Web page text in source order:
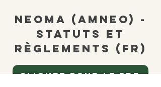
NEOMa (amneo) -
statuts et
règlements (fr)
Cliquez pour le PDF